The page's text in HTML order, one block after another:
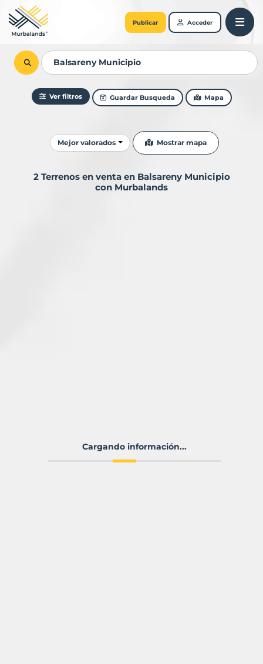
Publicar Acceder
Ver filtros Guardar Busqueda Mapa
Ordenar resultados
Mejor valorados Mostrar mapa
2 Terrenos en venta en Balsareny Municipio
con Murbalands
Cargando información...